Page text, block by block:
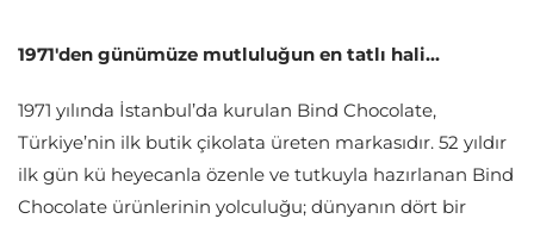
1971'den günümüze mutluluğun en tatlı hali...
1971 yılında İstanbul’da kurulan Bind Chocolate,
Türkiye’nin ilk butik çikolata üreten markasıdır. 52 yıldır
ilk gün kü heyecanla özenle ve tutkuyla hazırlanan Bind
Chocolate ürünlerinin yolculuğu; dünyanın dört bir